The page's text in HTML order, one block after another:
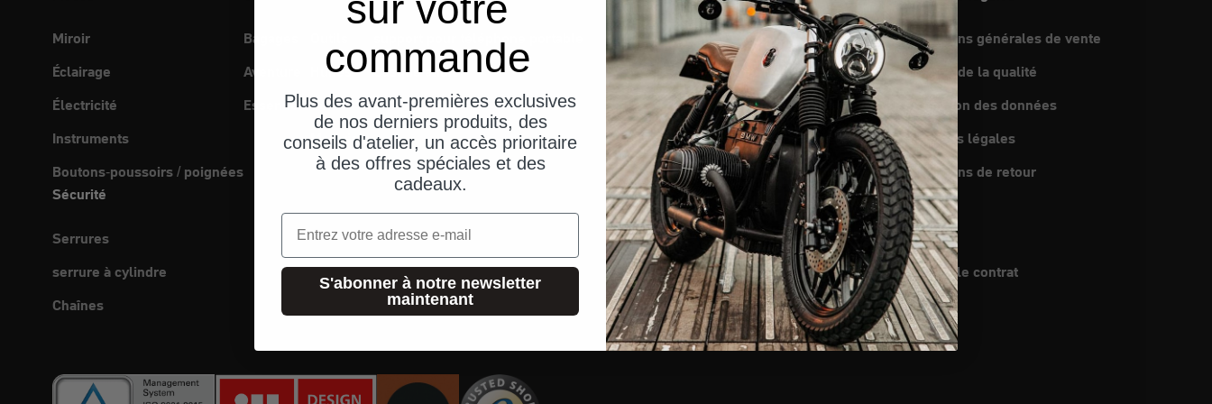
Miroir
Éclairage
Électricité
Instruments
Boutons-poussoirs / poignées
Bagages
Aventure
Essentiels
Huiles
Soins
Matériaux
support pour téléphone portable
Casque audio
Sécurité
Serrures
serrure à cylindre
Chaînes
Blog
Modes d'emploi
Commande et envoi
Demande de revendeur
Recherche de revendeurs
Boutique américaine
Contact
FAQ
Conditions générales de vente
Gestion de la qualité
Protection des données
Mentions légales
Conditions de retour
Cookies
Brevets
Résilier le contrat
commande
Plus des avant-premières exclusives
de nos derniers produits, des
conseils d'atelier, un accès prioritaire
à des offres spéciales et des
cadeaux.
Email
S'abonner à notre newsletter
maintenant